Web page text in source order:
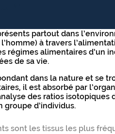
partout dans
à travers
régimes alimentaires d’un
de sa vie.
dans la nature et se
il est absorbé par
des ratios
groupe d’individus.
sont les tissus les plus